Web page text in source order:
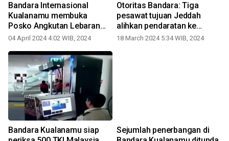
Bandara Internasional
Kualanamu membuka
Posko Angkutan Lebaran
2024
04 April 2024 4:02 WIB, 2024
Otoritas Bandara: Tiga
pesawat tujuan Jeddah
alihkan pendaratan ke
Kualanamu
18 March 2024 5:34 WIB, 2024
Bandara Kualanamu siap
Sejumlah penerbangan di